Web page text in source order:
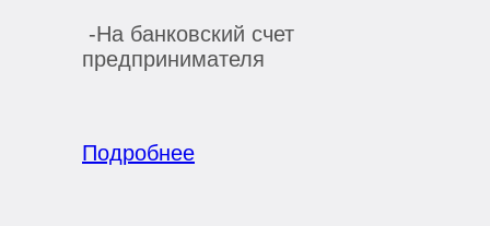
-На банковский счет
предпринимателя
Подробнее